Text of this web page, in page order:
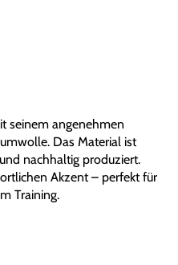
seinem angenehmen
Das Material ist
nachhaltig produziert.
Akzent – perfekt für
Training.